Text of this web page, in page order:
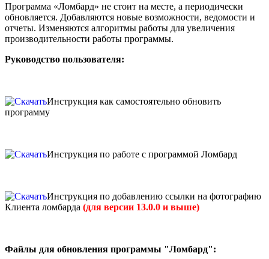
Программа «Ломбард» не стоит на месте, а периодически
обновляется. Добавляются новые возможности, ведомости и
отчеты. Изменяются алгоритмы работы для увеличения
производительности работы программы.
Руководство пользователя:
Инструкция как самостоятельно обновить
программу
Инструкция по работе с программой Ломбард
Инструкция по добавлению ссылки на фотографию
Клиента ломбарда (для версии 13.0.0 и выше)
Файлы для обновления программы "Ломбард":